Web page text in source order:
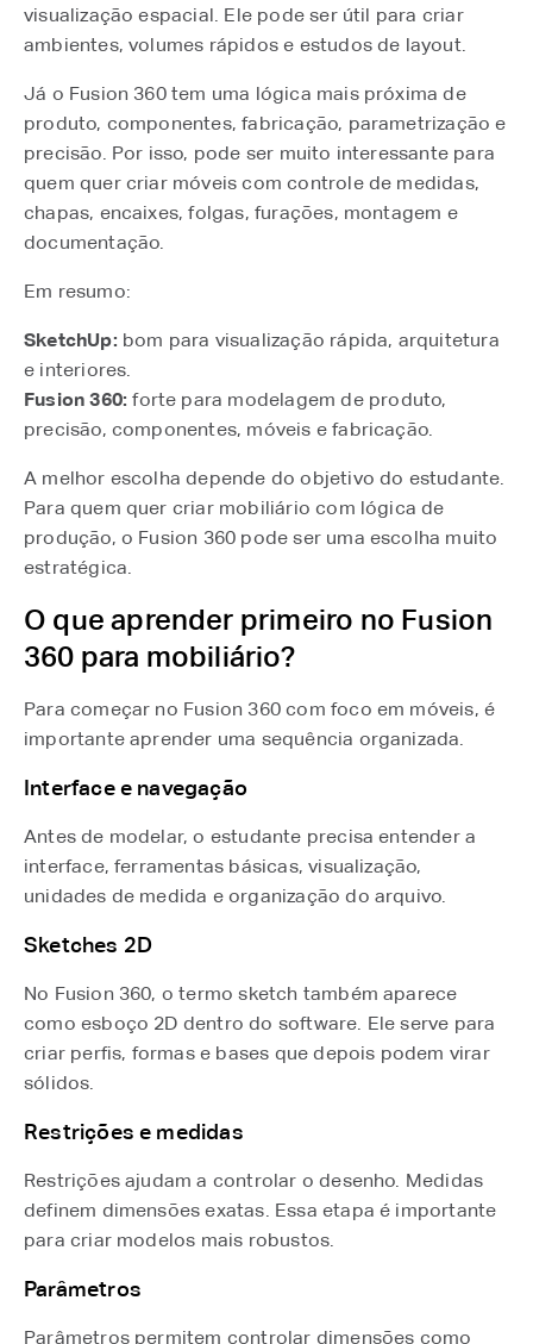
visualização espacial. Ele pode ser útil para criar
ambientes, volumes rápidos e estudos de layout.
Já o Fusion 360 tem uma lógica mais próxima de
produto, componentes, fabricação, parametrização e
precisão. Por isso, pode ser muito interessante para
quem quer criar móveis com controle de medidas,
chapas, encaixes, folgas, furações, montagem e
documentação.
Em resumo:
SketchUp: bom para visualização rápida, arquitetura
e interiores.
Fusion 360: forte para modelagem de produto,
precisão, componentes, móveis e fabricação.
A melhor escolha depende do objetivo do estudante.
Para quem quer criar mobiliário com lógica de
produção, o Fusion 360 pode ser uma escolha muito
estratégica.
O que aprender primeiro no Fusion
360 para mobiliário?
Para começar no Fusion 360 com foco em móveis, é
importante aprender uma sequência organizada.
Interface e navegação
Antes de modelar, o estudante precisa entender a
interface, ferramentas básicas, visualização,
unidades de medida e organização do arquivo.
Sketches 2D
No Fusion 360, o termo sketch também aparece
como esboço 2D dentro do software. Ele serve para
criar perfis, formas e bases que depois podem virar
sólidos.
Restrições e medidas
Restrições ajudam a controlar o desenho. Medidas
definem dimensões exatas. Essa etapa é importante
para criar modelos mais robustos.
Parâmetros
Parâmetros permitem controlar dimensões como